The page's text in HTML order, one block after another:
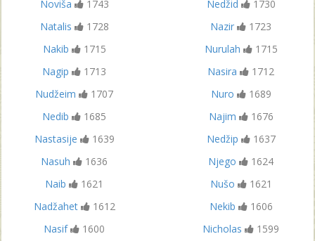
Noviša
1743 Nedžid
1730
Natalis
1728 Nazir
1723
Nakib
1715 Nurulah
1715
Nagip
1713 Nasira
1712
Nudžeim
1707 Nuro
1689
Nedib
1685 Najim
1676
Nastasije
1639 Nedžip
1637
Nasuh
1636 Njego
1624
Naib
1621 Nušo
1621
Nadžahet
1612 Nekib
1606
Nasif
1600 Nicholas
1599